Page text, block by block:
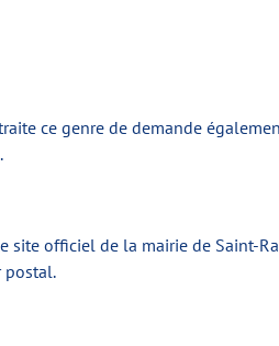
ce genre de demande
site officiel de la mairie de Saint-
postal.